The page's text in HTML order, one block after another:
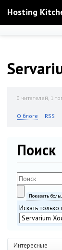
Hosting
0 читателей, 1
О блоге RSS
Поиск
Показать
Искать
Интересные